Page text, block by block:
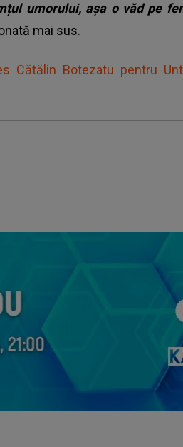
umorului, așa o văd pe
mai sus.
Cătălin Botezatu pentru